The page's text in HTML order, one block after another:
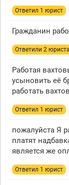
Ответил 1 юрист
Гражданин
Ответили 2 юристa
Работая
усыновить её
работать
Ответил 1 юрист
пожалуйста Я
платят
является же
Ответил 1 юрист